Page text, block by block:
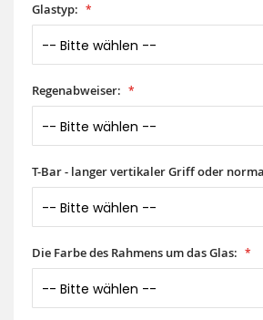
Glastyp:
Regenabweiser:
T-Bar - langer vertikaler Griff oder
Die Farbe des Rahmens um das Glas: